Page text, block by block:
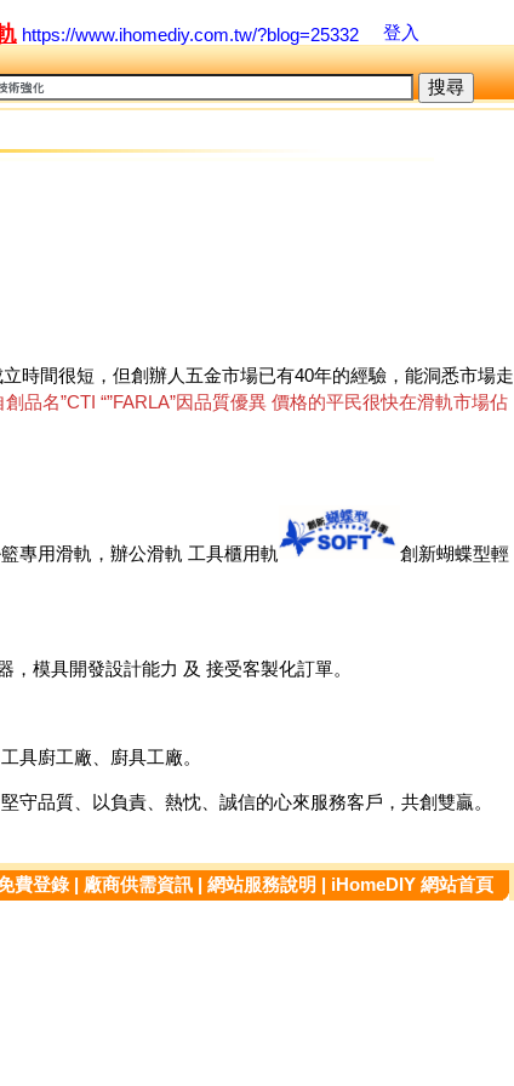
https://www.ihomediy.com.tw/?blog=25332 登入
時間很短，但創辦人五金市場已有40年的經驗，能洞悉市場走
品名”CTI “”FARLA”因品質優異 價格的平民很快在滑軌市場佔
專用滑軌，辦公滑軌 工具櫃用軌
創新蝴蝶型輕
模具開發設計能力 及 接受客製化訂單。
具廚工廠、廚具工廠。
守品質、以負責、熱忱、誠信的心來服務客戶，共創雙贏。
費登錄| 廠商供需資訊 網站服務說明 iHomeDIY 網站首頁